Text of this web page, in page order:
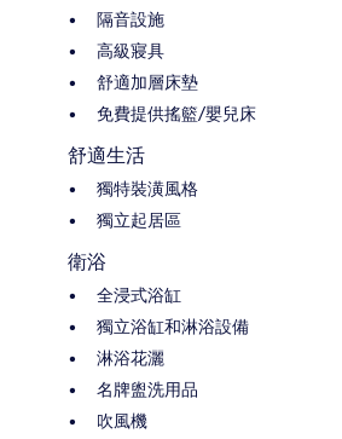
隔音設施
高級寢具
舒適加層床墊
免費提供搖籃/嬰兒床
舒適生活
獨特裝潢風格
獨立起居區
衛浴
全浸式浴缸
獨立浴缸和淋浴設備
淋浴花灑
名牌盥洗用品
吹風機